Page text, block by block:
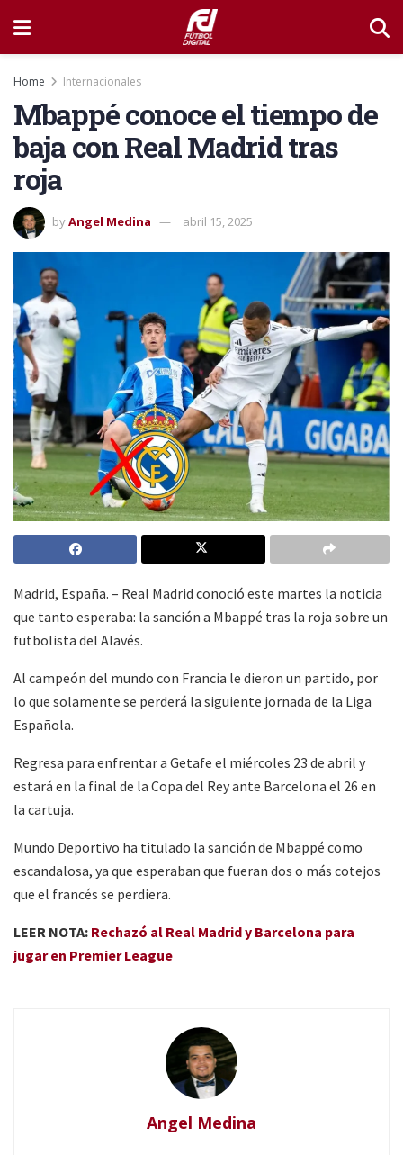
Home Internacionales
Mbappé conoce el tiempo de
baja con Real Madrid tras
roja
byAngel Medina abril 15, 2025
Madrid, España. – Real Madrid conoció este martes la noticia
que tanto esperaba: la sanción a Mbappé tras la roja sobre un
futbolista del Alavés.
Al campeón del mundo con Francia le dieron un partido, por
lo que solamente se perderá la siguiente jornada de la Liga
Española.
Regresa para enfrentar a Getafe el miércoles 23 de abril y
estará en la final de la Copa del Rey ante Barcelona el 26 en
la cartuja.
Mundo Deportivo ha titulado la sanción de Mbappé como
escandalosa, ya que esperaban que fueran dos o más cotejos
que el francés se perdiera.
LEER NOTA: Rechazó al Real Madrid y Barcelona para
jugar en Premier League
Angel Medina